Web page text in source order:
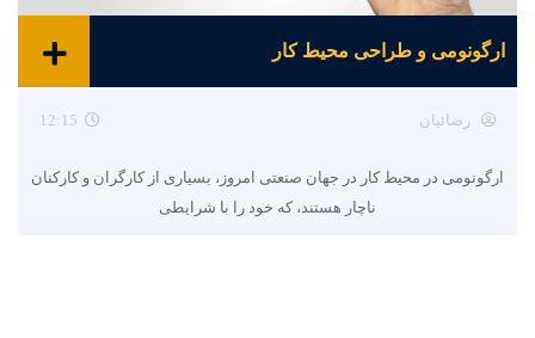
ارگونومی و طراحی محیط کار
رضائیان 12:15
ارگونومی در محیط کار در جهان صنعتی امروز، بسیاری از کارگران و کارکنان
ناچار هستند، که خود را با شرایطی